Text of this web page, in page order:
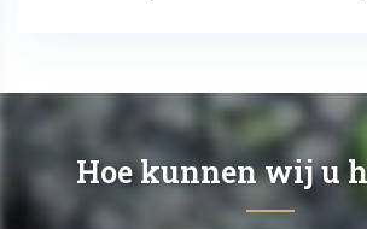
Hoe kunnen wij u